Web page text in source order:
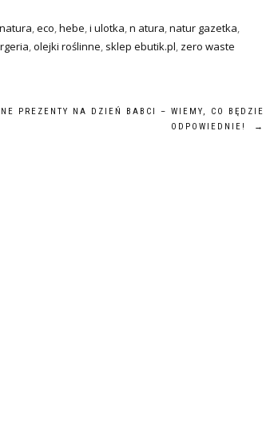
,eco,hebe,i ulotka,n atura,natur gazetka,
,olejki roślinne, sklep ebutik.pl, zero waste
PREZENTY NA DZIEŃ BABCI – WIEMY, CO BĘDZIE
ODPOWIEDNIE!
→